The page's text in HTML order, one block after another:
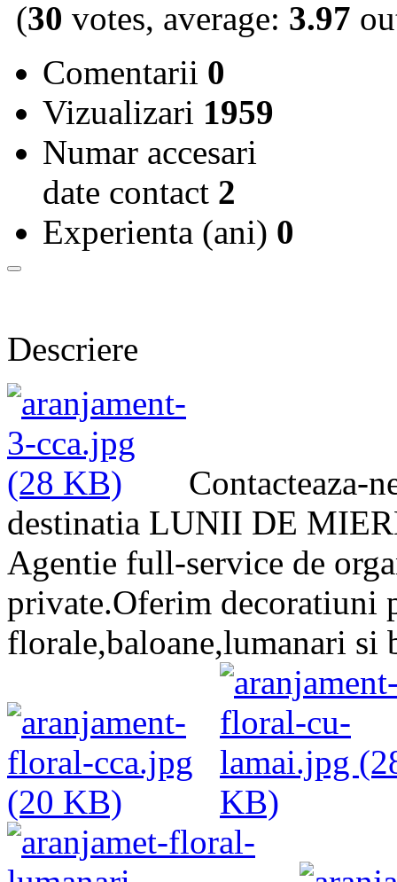
(30 votes, average: 3.97
Comentarii 0
Vizualizari 1959
Numar accesari
date contact 2
Experienta (ani) 0
Descriere
Contacteaza-
destinatia LUNII DE
Agentie full-service de
private.Oferim decoratiuni
florale,baloane,lumanari si